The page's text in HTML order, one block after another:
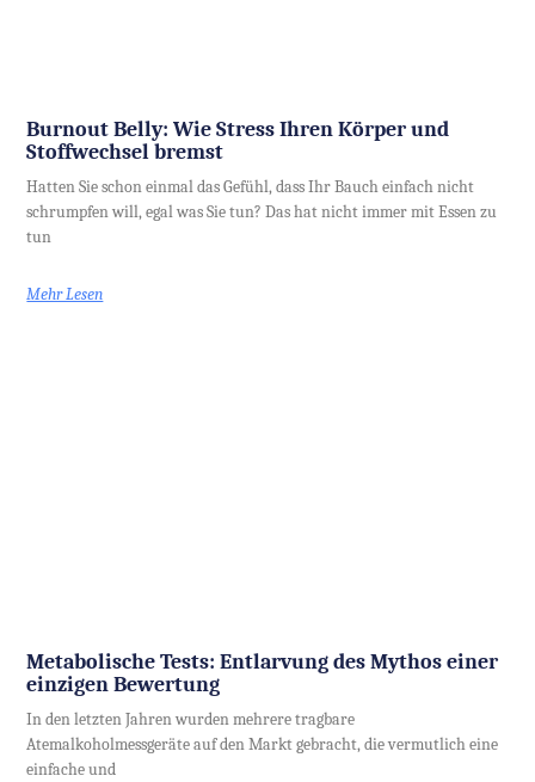
Burnout Belly: Wie Stress Ihren Körper und
Stoffwechsel bremst
Hatten Sie schon einmal das Gefühl, dass Ihr Bauch einfach nicht
schrumpfen will, egal was Sie tun? Das hat nicht immer mit Essen zu
tun
Mehr Lesen
Metabolische Tests: Entlarvung des Mythos einer
einzigen Bewertung
In den letzten Jahren wurden mehrere tragbare
Atemalkoholmessgeräte auf den Markt gebracht, die vermutlich eine
einfache und